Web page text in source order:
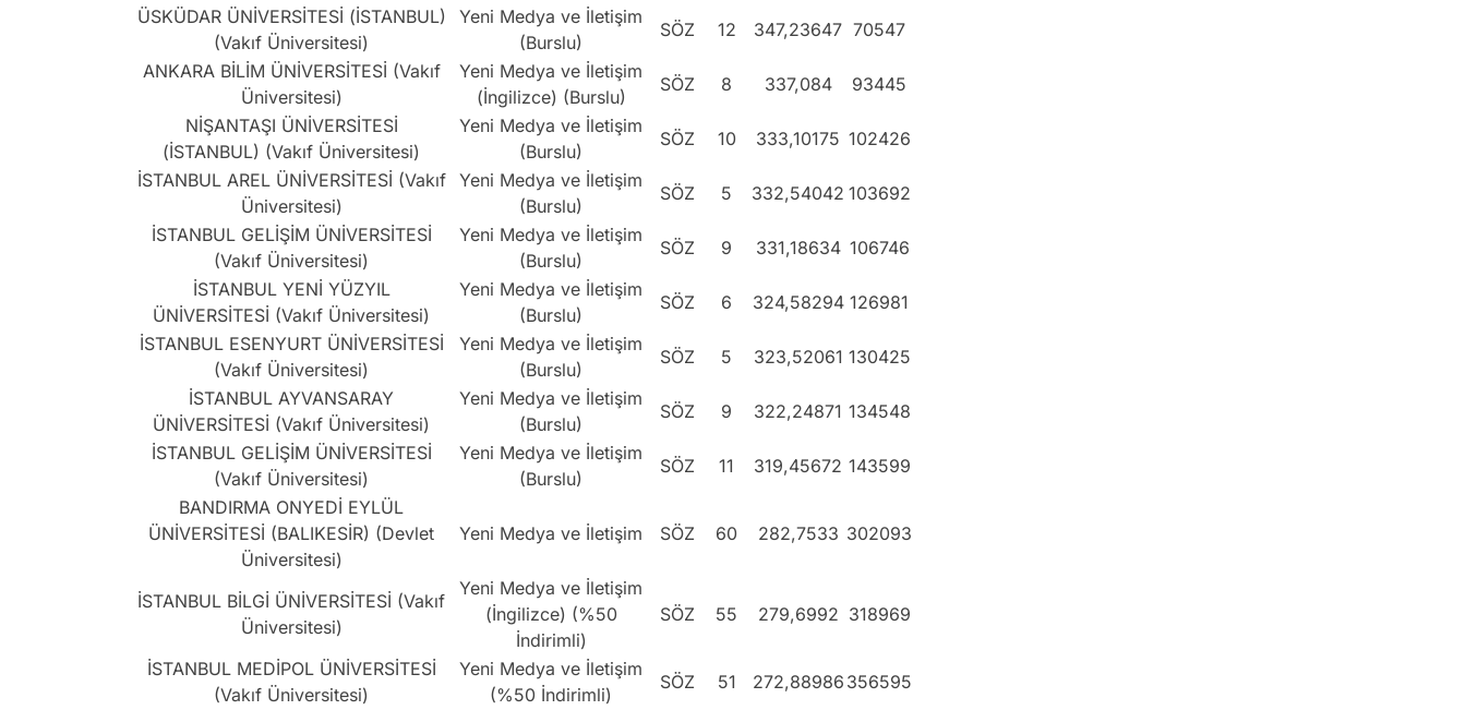
ÜSKÜDAR ÜNİVERSİTESİ (İSTANBUL)
(Vakıf Üniversitesi)
Yeni Medya ve İletişim
(Burslu)
SÖZ 12 347,23647 70547
ANKARA BİLİM ÜNİVERSİTESİ (Vakıf
Üniversitesi)
Yeni Medya ve İletişim
(İngilizce) (Burslu)
SÖZ 8 337,084
93445
NİŞANTAŞI ÜNİVERSİTESİ
(İSTANBUL) (Vakıf Üniversitesi)
Yeni Medya ve İletişim
(Burslu)
SÖZ 10 333,10175 102426
İSTANBUL AREL ÜNİVERSİTESİ (Vakıf
Üniversitesi)
Yeni Medya ve İletişim
(Burslu)
SÖZ 5 332,54042 103692
İSTANBUL GELİŞİM ÜNİVERSİTESİ
(Vakıf Üniversitesi)
Yeni Medya ve İletişim
(Burslu)
SÖZ 9 331,18634 106746
İSTANBUL YENİ YÜZYIL
ÜNİVERSİTESİ (Vakıf Üniversitesi)
Yeni Medya ve İletişim
(Burslu)
SÖZ 6 324,58294 126981
İSTANBUL ESENYURT ÜNİVERSİTESİ
(Vakıf Üniversitesi)
Yeni Medya ve İletişim
(Burslu)
SÖZ 5 323,52061 130425
İSTANBUL AYVANSARAY
ÜNİVERSİTESİ (Vakıf Üniversitesi)
Yeni Medya ve İletişim
(Burslu)
SÖZ 9 322,24871 134548
İSTANBUL GELİŞİM ÜNİVERSİTESİ
(Vakıf Üniversitesi)
Yeni Medya ve İletişim
(Burslu)
SÖZ 11 319,45672 143599
BANDIRMA ONYEDİ EYLÜL
ÜNİVERSİTESİ (BALIKESİR) (Devlet
Üniversitesi)
Yeni Medya ve İletişim SÖZ 60 282,7533 302093
İSTANBUL BİLGİ ÜNİVERSİTESİ (Vakıf
Üniversitesi)
Yeni Medya ve İletişim
(İngilizce) (%50
İndirimli)
SÖZ 55 279,6992 318969
İSTANBUL MEDİPOL ÜNİVERSİTESİ
(Vakıf Üniversitesi)
Yeni Medya ve İletişim
(%50 İndirimli)
SÖZ 51 272,88986 356595